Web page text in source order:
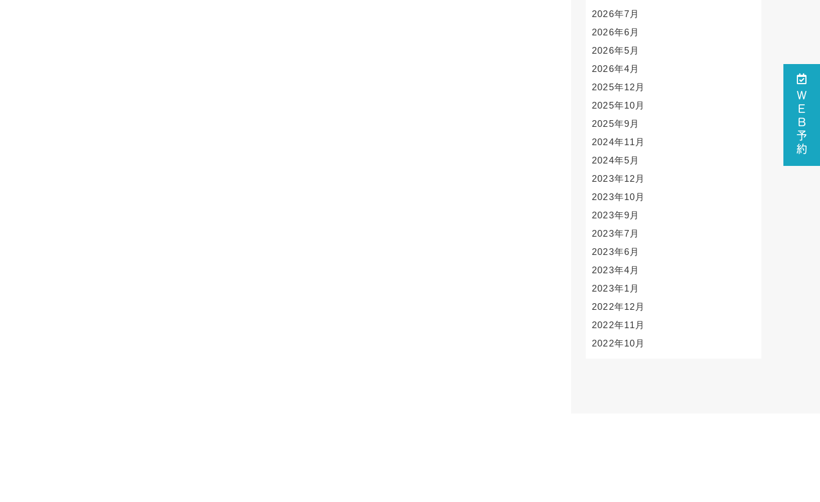
ＷＥＢ予約
2026年7月
2026年6月
2026年5月
2026年4月
2025年12月
2025年10月
2025年9月
2024年11月
2024年5月
2023年12月
2023年10月
2023年9月
2023年7月
2023年6月
2023年4月
2023年1月
2022年12月
2022年11月
2022年10月